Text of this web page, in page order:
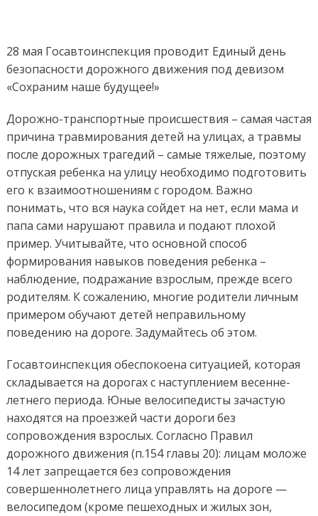
28 мая Госавтоинспекция проводит Единый день
безопасности дорожного движения под девизом
«Сохраним наше будущее!»
Дорожно-транспортные происшествия – самая частая
причина травмирования детей на улицах, а травмы
после дорожных трагедий – самые тяжелые, поэтому
отпуская ребенка на улицу необходимо подготовить
его к взаимоотношениям с городом. Важно
понимать, что вся наука сойдет на нет, если мама и
папа сами нарушают правила и подают плохой
пример. Учитывайте, что основной способ
формирования навыков поведения ребенка –
наблюдение, подражание взрослым, прежде всего
родителям. К сожалению, многие родители личным
примером обучают детей неправильному
поведению на дороге. Задумайтесь об этом.
Госавтоинспекция обеспокоена ситуацией, которая
складывается на дорогах с наступлением весенне-
летнего периода. Юные велосипедисты зачастую
находятся на проезжей части дороги без
сопровождения взрослых. Согласно Правил
дорожного движения (п.154 главы 20): лицам моложе
14 лет запрещается без сопровождения
совершеннолетнего лица управлять на дороге —
велосипедом (кроме пешеходных и жилых зон,